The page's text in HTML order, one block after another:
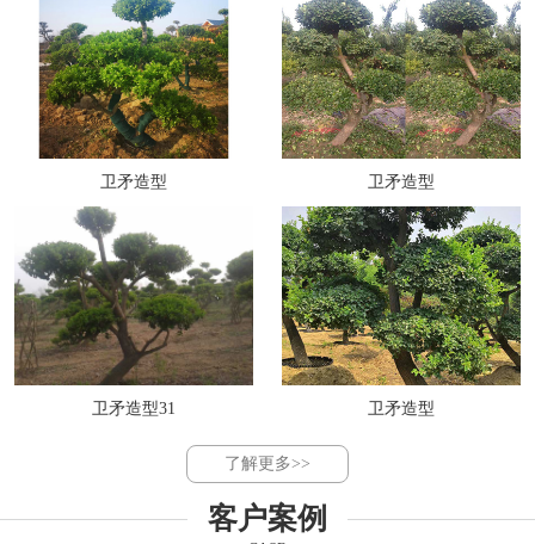
卫矛造型 卫矛造型
卫矛造型31 卫矛造型
了解更多>>
客户案例